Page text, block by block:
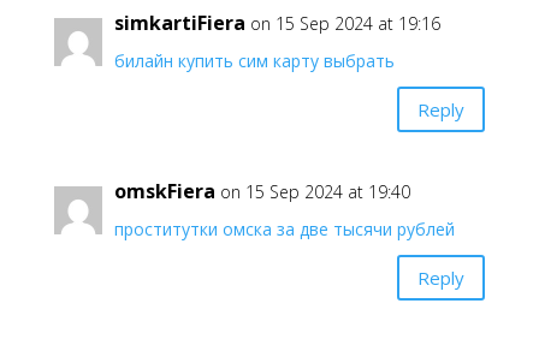
simkartiFiera on 15 Sep 2024 at 19:16
билайн купить сим карту выбрать
Reply
omskFiera on 15 Sep 2024 at 19:40
проститутки омска за две тысячи рублей
Reply